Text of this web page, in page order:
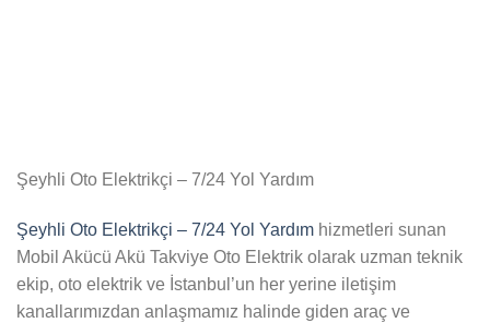
Şeyhli Oto Elektrikçi – 7/24 Yol Yardım
Şeyhli Oto Elektrikçi – 7/24 Yol Yardım hizmetleri sunan
Mobil Akücü Akü Takviye Oto Elektrik olarak uzman teknik
ekip, oto elektrik ve İstanbul’un her yerine iletişim
kanallarımızdan anlaşmamız halinde giden araç ve